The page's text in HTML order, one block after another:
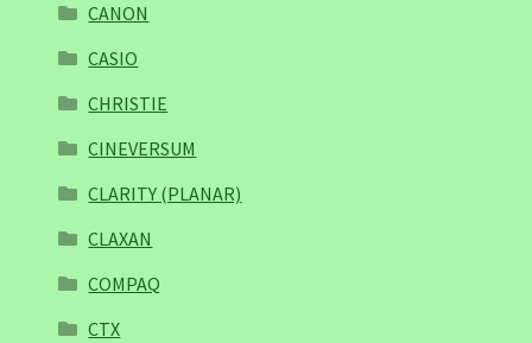
CANON
CASIO
CHRISTIE
CINEVERSUM
CLARITY (PLANAR)
CLAXAN
COMPAQ
CTX